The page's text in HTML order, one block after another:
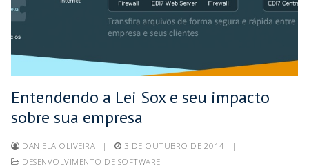
Entendendo a Lei Sox e seu impacto
sobre sua empresa
DANIELA OLIVEIRA | 3 DE OUTUBRO DE 2014
|
DESENVOLVIMENTO DE SOFTWARE